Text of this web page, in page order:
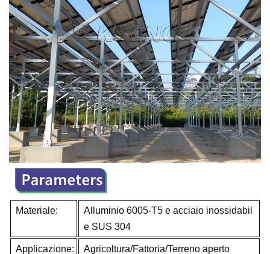
Materiale:
Alluminio 6005-T5 e acciaio inossidabil
e SUS 304
Applicazione: Agricoltura/Fattoria/Terreno aperto